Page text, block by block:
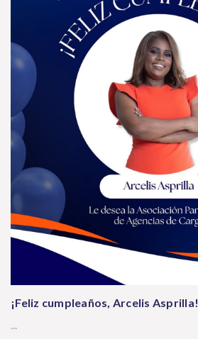
¡Feliz cumpleaños, Arcelis Asprilla!
...